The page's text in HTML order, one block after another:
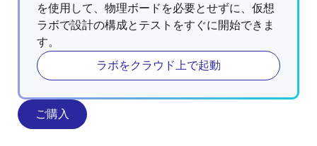
を使用して、物理ボードを必要とせずに、仮想
ラボで設計の構成とテストをすぐに開始できま
す。
ラボをクラウド上で起動
ご購入